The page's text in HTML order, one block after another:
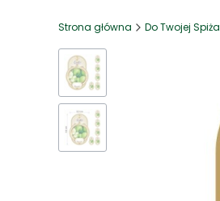
Strona główna Do Twojej